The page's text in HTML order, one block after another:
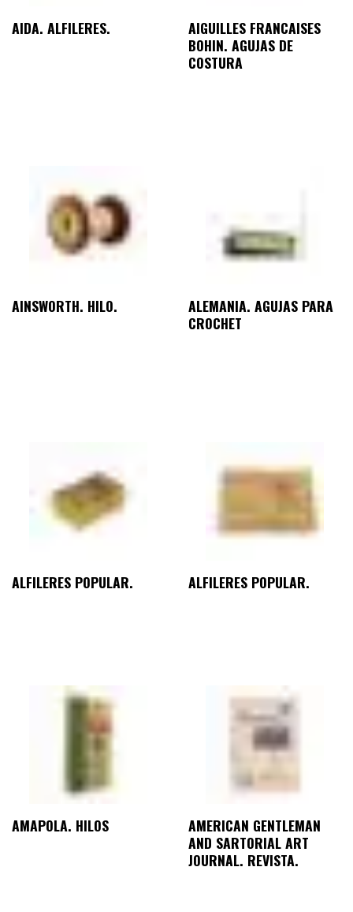
AIDA. ALFILERES.
AIGUILLES FRANCAISES
BOHIN. AGUJAS DE
COSTURA
AINSWORTH. HILO.
ALEMANIA. AGUJAS PARA
CROCHET
ALFILERES POPULAR. ALFILERES POPULAR.
AMAPOLA. HILOS
AMERICAN GENTLEMAN
AND SARTORIAL ART
JOURNAL. REVISTA.